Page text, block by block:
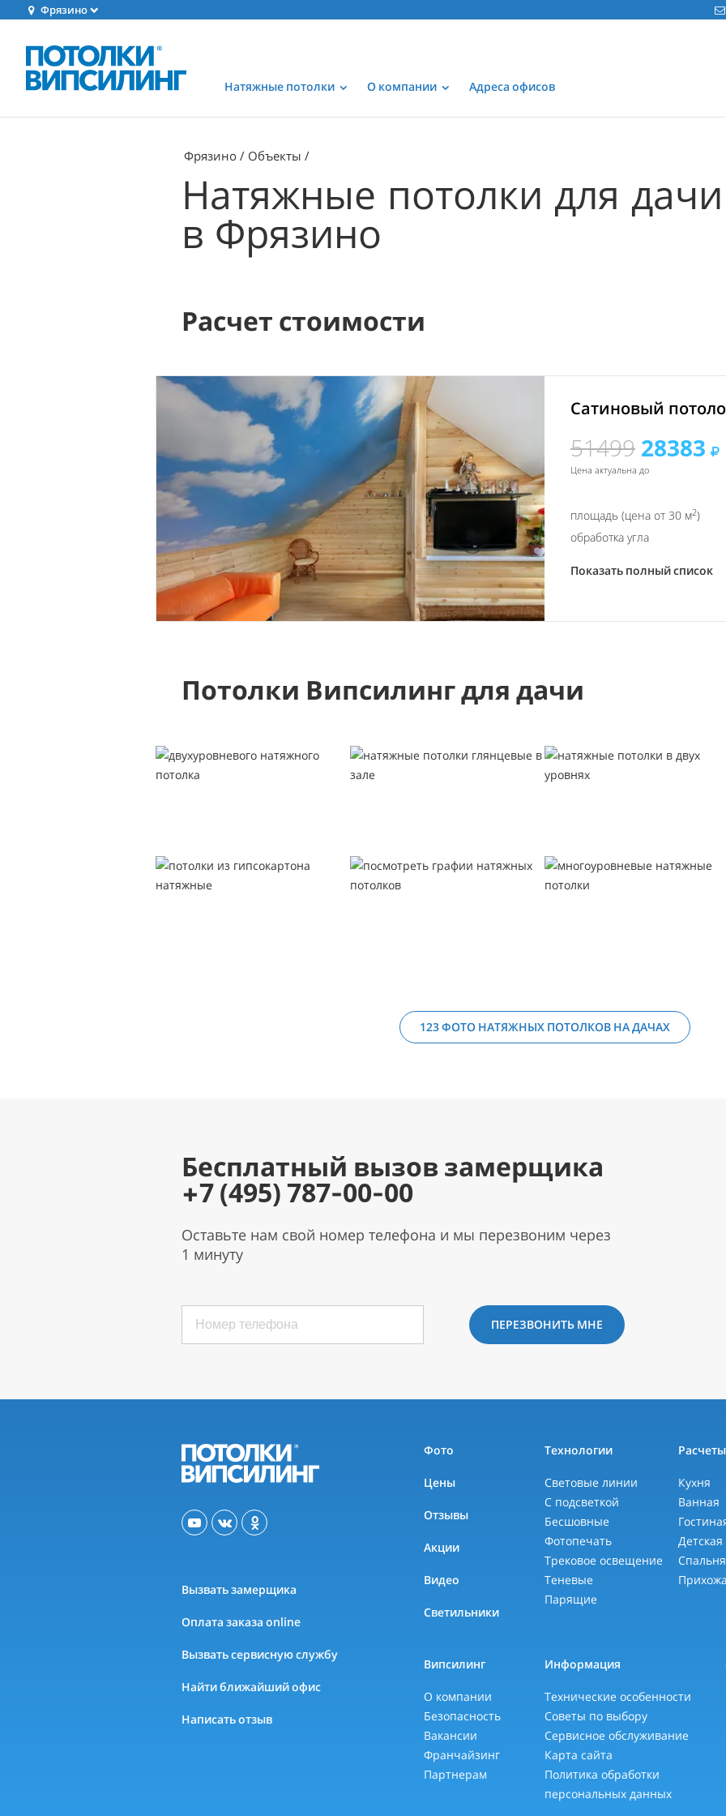
Фрязино
Натяжные потолки О компании Адреса офисов
Фрязино Объекты
Натяжные потолки для дачи
в Фрязино
Расчет стоимости
Сатиновый
51499 28383
Цена актуальна до
площадь (цена от 30 м2)
обработка угла
Показать полный список
Потолки Випсилинг для дачи
123 ФОТО НАТЯЖНЫХ ПОТОЛКОВ НА ДАЧАХ
Бесплатный вызов замерщика
+7 (495) 787-00-00
Оставьте нам свой номер телефона и мы перезвоним через
1 минуту
ПЕРЕЗВОНИТЬ МНЕ
Вызвать замерщика
Оплата заказа online
Вызвать сервисную службу
Найти ближайший офис
Написать отзыв
Фото
Цены
Отзывы
Акции
Видео
Светильники
Технологии
Световые линии
С подсветкой
Бесшовные
Фотопечать
Трековое освещение
Теневые
Парящие
Расчеты
Кухня
Ванная
Детская
Спальня
Випсилинг
О компании
Безопасность
Вакансии
Франчайзинг
Партнерам
Информация
Технические особенности
Советы по выбору
Сервисное обслуживание
Карта сайта
Политика обработки
персональных данных